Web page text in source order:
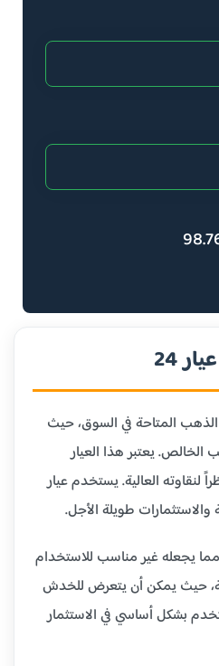
24
الذهب المتاحة في السوق، حيث
من الذهب الخالص. يعتبر هذا العيار
لنقاوته العالية. يستخدم عيار
العالية مما يجعله غير مناسب للاستخدام
حيث يمكن أن يتعرض للخدش
بشكل أساسي في الاستثمار